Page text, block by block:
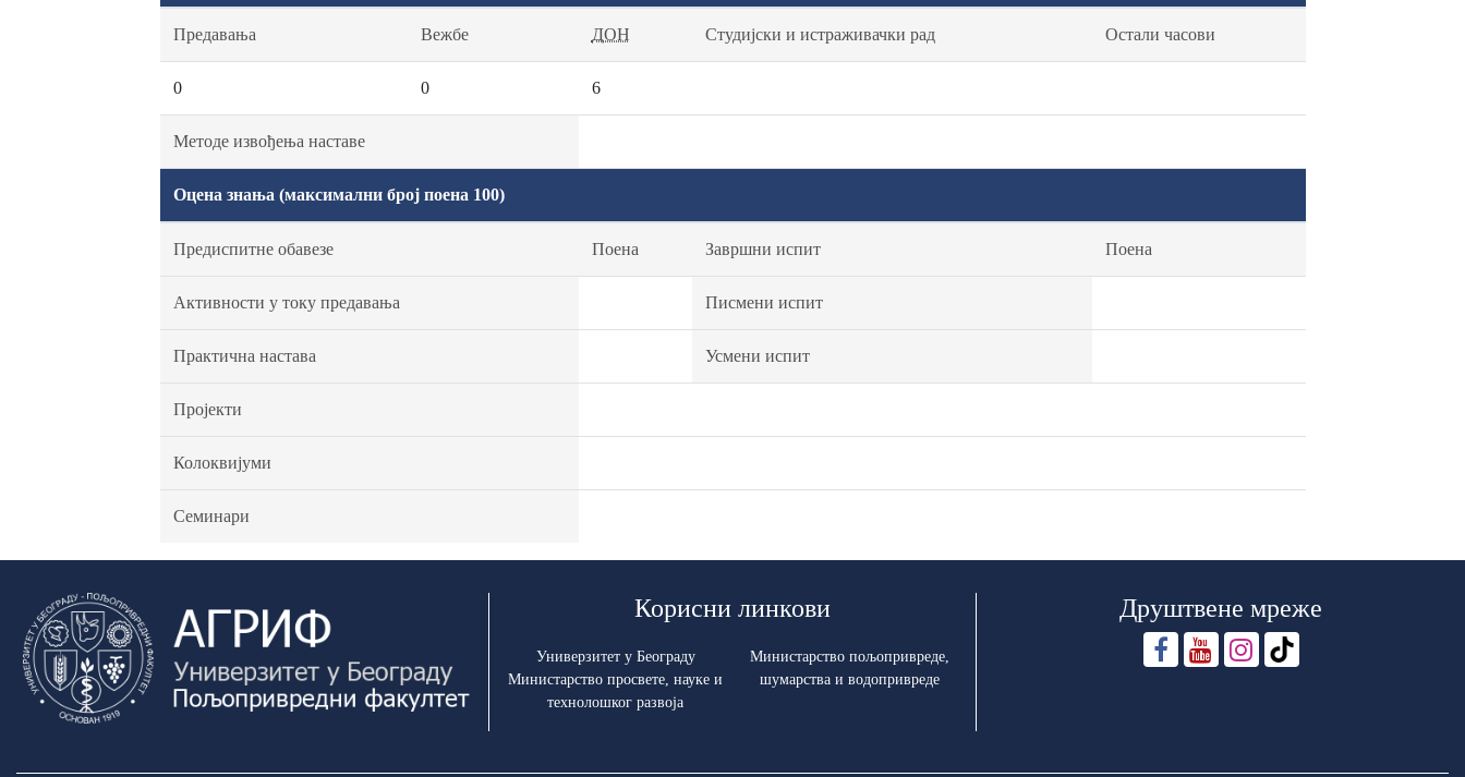
Предавања Вежбе ДОН Студијски и истраживачки рад Остали часови
0 0 6
Методе извођења наставе
Оцена знања (максимални број поена 100)
Предиспитне обавезе Поена Завршни испит Поена
Активности у току предавања Писмени испит
Практична настава Усмени испит
Пројекти
Колоквијуми
Семинари
Корисни линкови
Универзитет у Београду
Министарство просвете, науке и
технолошког развоја
Министарство пољопривреде,
шумарства и водопривреде
Друштвене мреже